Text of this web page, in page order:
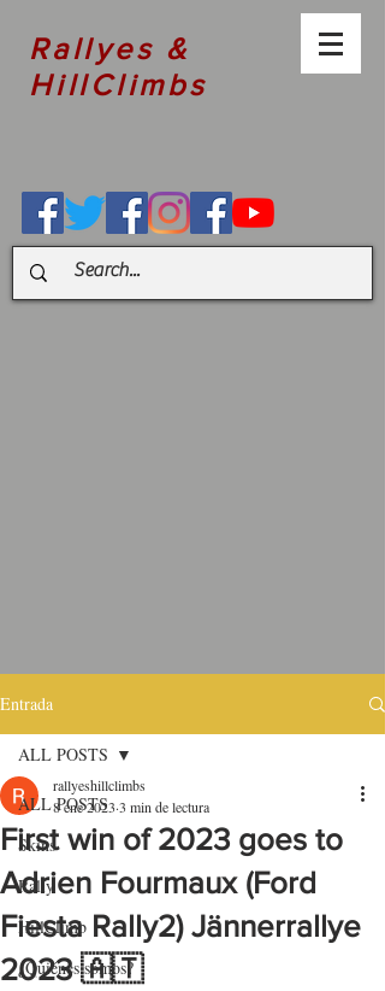
Rallyes &
HillClimbs
Entrada
ALL POSTS
Skins
Rally
HillClimb
¿Quiénes somos?
ALL POSTS
First win of 2023 goes to
Adrien Fourmaux (Ford
Fiesta Rally2) Jännerrallye
2023 🇦🇹
rallyeshillclimbs
8 ene 2023 3 min de lectura